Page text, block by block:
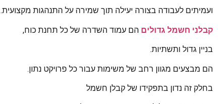
ועמיתים לעבודה בצורה יעילה תוך שמירה על התנהגות מקצועית.
קבלני חשמל גדולים הם עמוד השדרה של כל תחנת כוח,
בניין גדול ותשתיות.
הם מבצעים מגוון רחב של משימות עבור כל פרויקט נתון.
בחלק זה נדון בתפקידו של קבלן חשמל